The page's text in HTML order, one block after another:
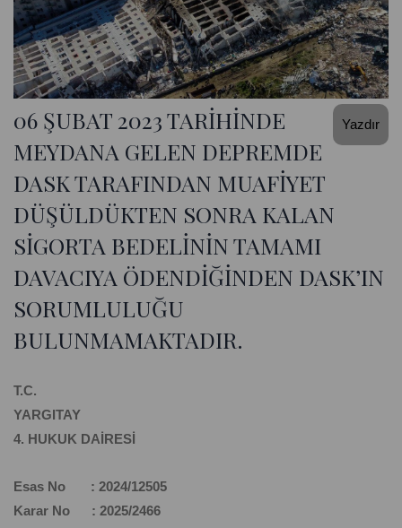
Yazdır
06 ŞUBAT 2023 TARİHİNDE
MEYDANA GELEN DEPREMDE
DASK TARAFINDAN MUAFİYET
DÜŞÜLDÜKTEN SONRA KALAN
SİGORTA BEDELİNİN TAMAMI
DAVACIYA ÖDENDİĞİNDEN DASK’IN
SORUMLULUĞU
BULUNMAMAKTADIR.
T.C.
YARGITAY
4. HUKUK DAİRESİ
Esas No : 2024/12505
Karar No : 2025/2466